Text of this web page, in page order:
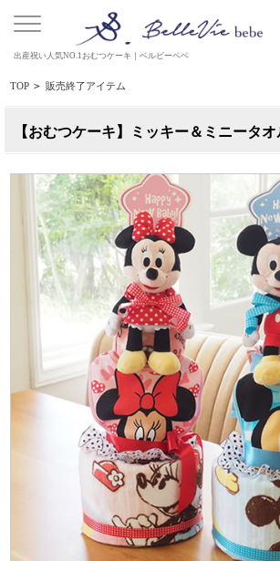
出産祝い人気NO.1おむつケーキ｜ベルビーベベ
TOP > 販売終了アイテム
【おむつケーキ】ミッキー＆ミニータ